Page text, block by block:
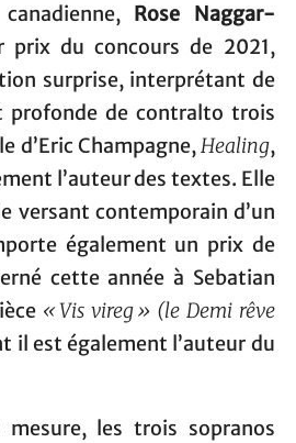
Rose Naggar-
prix du concours de 2021,
surprise, interprétant de
profonde de contralto trois
d’Eric Champagne,Healing,
l’auteur des textes. Elle
versant contemporain d’un
également un prix de
cette année à Sebatian
« Vis vireg » (le Demi rêve
il est également l’auteur du
les trois sopranos